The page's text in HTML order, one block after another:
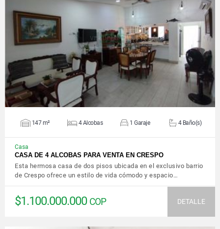
VER DETALLES
147 m² 4 Alcobas 1 Garaje 4 Baño(s)
Casa
CASA DE 4 ALCOBAS PARA VENTA EN CRESPO
Esta hermosa casa de dos pisos ubicada en el exclusivo barrio
de Crespo ofrece un estilo de vida cómodo y espacio…
$1.100.000.000 COP DETALLE